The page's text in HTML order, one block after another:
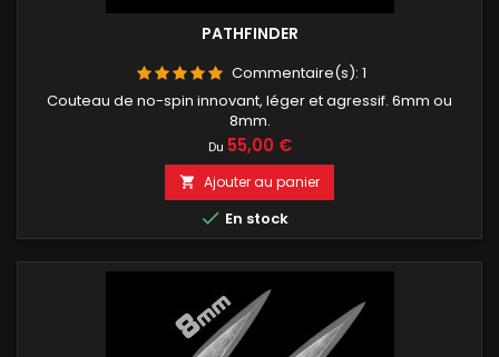
PATHFINDER
Commentaire(s): 1
Couteau de no-spin innovant, léger et agressif. 6mm ou
8mm.
Du Prix
55,00 €
 Ajouter au panier
 En stock